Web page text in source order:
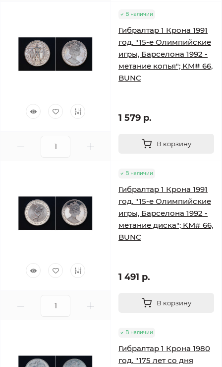
В наличии
Гибралтар 1 Крона 1991
год. "15-е Олимпийские
игры, Барселона 1992 -
метание копья"; KM# 66,
BUNC
1 579 р.
В корзину
В наличии
Гибралтар 1 Крона 1991
год. "15-е Олимпийские
игры, Барселона 1992 -
метание диска"; KM# 66,
BUNC
1 491 р.
В корзину
В наличии
Гибралтар 1 Крона 1980
год. "175 лет со дня